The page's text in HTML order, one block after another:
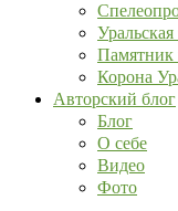
Памятник
Корона
Авторский блог
Блог
О себе
Видео
Фото